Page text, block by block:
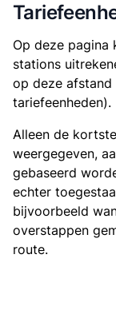
Op deze pagina
stations
op deze
tariefeenheden).
Alleen de
weergegeven,
gebaseerd
echter
bijvoorbeeld
overstappen
route.